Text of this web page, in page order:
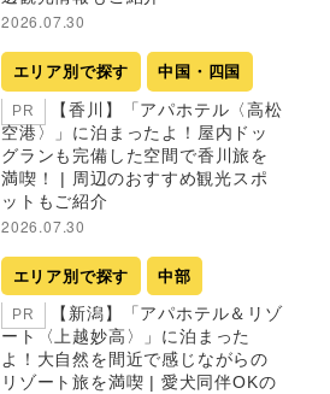
2026.07.30
エリア別で探す 中国・四国
PR
【香川】「アパホテル〈高松
空港〉」に泊まったよ！屋内ドッ
グランも完備した空間で香川旅を
満喫！ | 周辺のおすすめ観光スポ
ットもご紹介
2026.07.30
エリア別で探す 中部
PR
【新潟】「アパホテル＆リゾ
ート〈上越妙高〉」に泊まった
よ！大自然を間近で感じながらの
リゾート旅を満喫 | 愛犬同伴OKの